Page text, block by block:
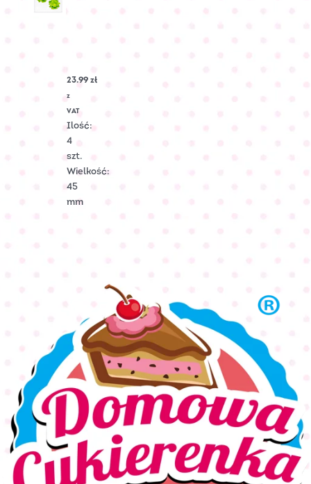
Nr
Art.:
23.99 zł
z
VAT
Ilość:
4
szt.
Wielkość:
45
mm